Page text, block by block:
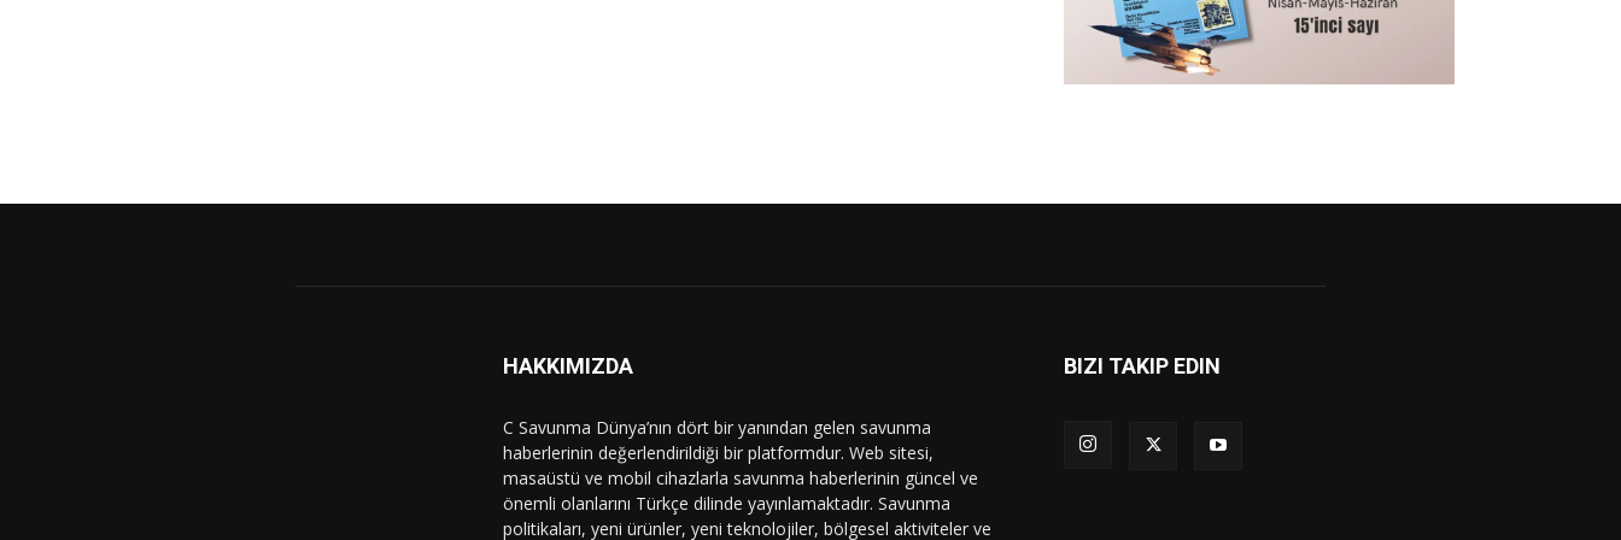
HAKKIMIZDA
C Savunma Dünya’nın dört bir yanından gelen savunma
haberlerinin değerlendirildiği bir platformdur. Web sitesi,
masaüstü ve mobil cihazlarla savunma haberlerinin güncel ve
önemli olanlarını Türkçe dilinde yayınlamaktadır. Savunma
politikaları, yeni ürünler, yeni teknolojiler, bölgesel aktiviteler ve
BIZI TAKIP EDIN